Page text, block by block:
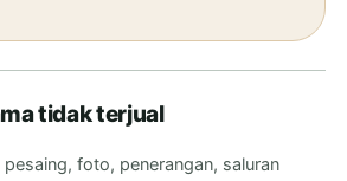
tidak terjual
foto, penerangan, saluran